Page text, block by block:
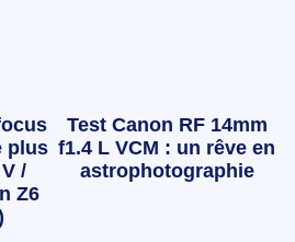
plus
/
Z6
Test Canon RF 14mm
f1.4 L VCM : un rêve en
astrophotographie